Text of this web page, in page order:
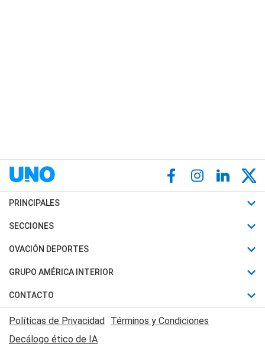
PRINCIPALES
Últimas Noticias
Política
Judiciales
Economia
SECCIONES
Horóscopo
Motores
Trucos caseros
Series y Películas
Edictos y Solicitadas
OVACIÓN DEPORTES
Fútbol
Mundial
Automovilismo
Rugby
GRUPO AMÉRICA INTERIOR
Canal 7 en Vivo
CONTACTO
Acerca de Nosotros
Contactanos
Políticas de Privacidad Términos y Condiciones
Decálogo ético de IA